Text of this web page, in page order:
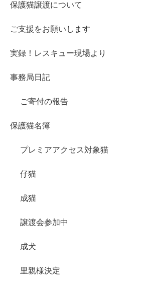
保護猫譲渡について
ご支援をお願いします
実録！レスキュー現場より
事務局日記
ご寄付の報告
保護猫名簿
プレミアアクセス対象猫
仔猫
成猫
譲渡会参加中
成犬
里親様決定